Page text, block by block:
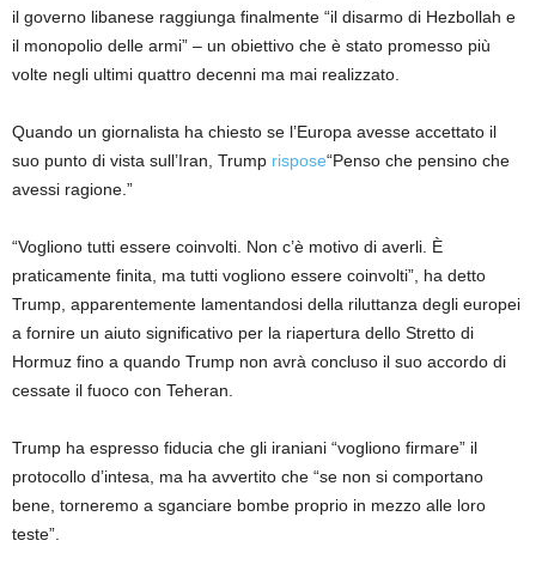
il governo libanese raggiunga finalmente “il disarmo di Hezbollah e
il monopolio delle armi” – un obiettivo che è stato promesso più
volte negli ultimi quattro decenni ma mai realizzato.
Quando un giornalista ha chiesto se l’Europa avesse accettato il
suo punto di vista sull’Iran, Trump rispose“Penso che pensino che
avessi ragione.”
“Vogliono tutti essere coinvolti. Non c’è motivo di averli. È
praticamente finita, ma tutti vogliono essere coinvolti”, ha detto
Trump, apparentemente lamentandosi della riluttanza degli europei
a fornire un aiuto significativo per la riapertura dello Stretto di
Hormuz fino a quando Trump non avrà concluso il suo accordo di
cessate il fuoco con Teheran.
Trump ha espresso fiducia che gli iraniani “vogliono firmare” il
protocollo d’intesa, ma ha avvertito che “se non si comportano
bene, torneremo a sganciare bombe proprio in mezzo alle loro
teste”.